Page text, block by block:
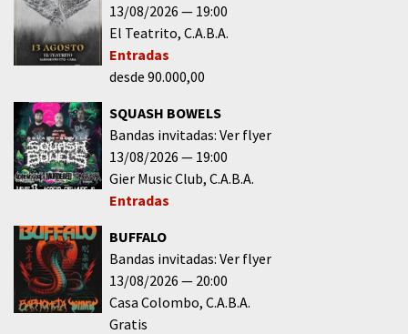
13/08/2026
19:00
El Teatrito C.A.B.A.
Entradas
desde 90.000,00
SQUASH BOWELS
Bandas invitadas: Ver flyer
13/08/2026
19:00
Gier Music Club C.A.B.A.
Entradas
BUFFALO
Bandas invitadas: Ver flyer
13/08/2026
20:00
Casa Colombo C.A.B.A.
Gratis